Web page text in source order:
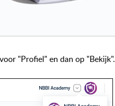
"Profiel" en dan op "Bekijk".